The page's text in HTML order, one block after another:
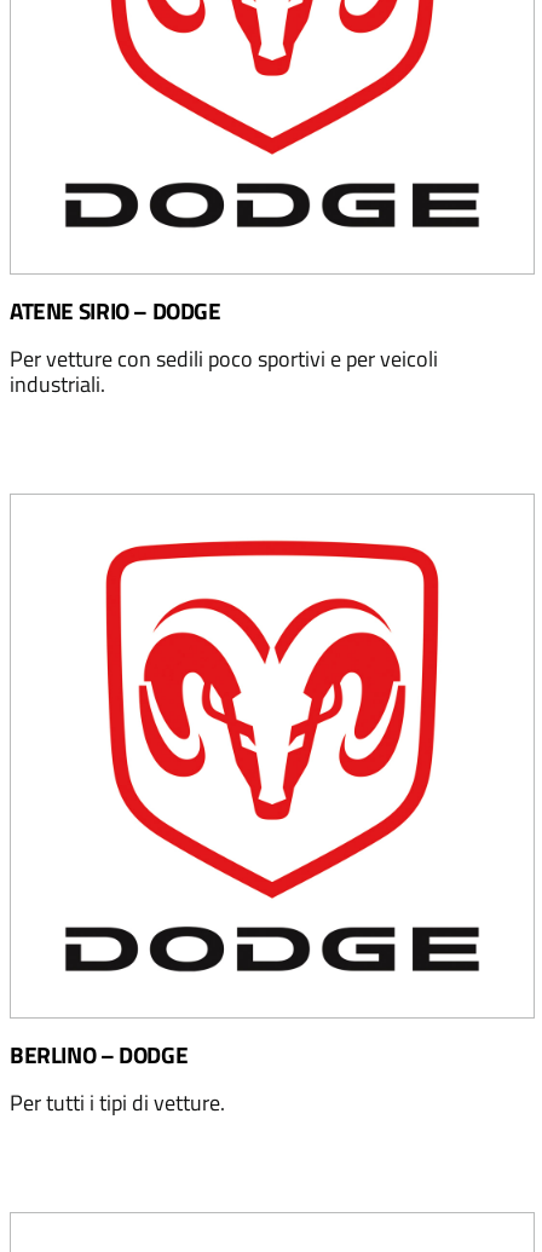
ATENE SIRIO – DODGE
Per vetture con sedili poco sportivi e per veicoli
industriali.
BERLINO – DODGE
Per tutti i tipi di vetture.